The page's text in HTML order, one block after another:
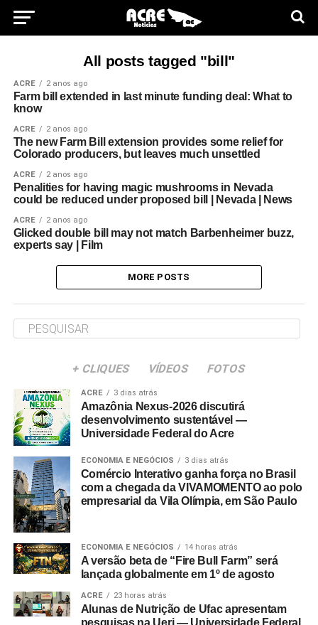
All posts tagged "bill"
ACRE 2 anos ago
Farm bill extended in last minute funding deal: What to
know
ACRE 2 anos ago
The new Farm Bill extension provides some relief for
Colorado producers, but leaves much unsettled
ACRE 2 anos ago
Penalities for having magic mushrooms in Nevada
could be reduced under proposed bill | Nevada | News
ACRE 2 anos ago
Glicked double bill may not match Barbenheimer buzz,
experts say | Film
MORE POSTS
+ CLIQUES VÍDEOS FOTOS
ACRE 3 dias atrás
Amazônia Nexus-2026 discutirá
desenvolvimento sustentável —
Universidade Federal do Acre
ECONOMIA E NEGÓCIOS 3 dias atrás
Comércio Interativo ganha força no Brasil
com a chegada da VIVAMOMENTO ao polo
empresarial da Vila Olímpia, em São Paulo
ECONOMIA E NEGÓCIOS 14 horas atrás
A versão beta de “Fire Bull Farm” será
lançada globalmente em 1º de agosto
ACRE 23 horas atrás
Alunas de Nutrição de Ufac apresentam
pesquisas na Uerj — Universidade Federal